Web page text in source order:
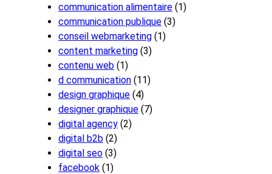
communication alimentaire (1)
communication publique (3)
conseil webmarketing (1)
content marketing (3)
contenu web (1)
d communication (11)
design graphique (4)
designer graphique (7)
digital agency (2)
digital b2b (2)
digital seo (3)
facebook (1)